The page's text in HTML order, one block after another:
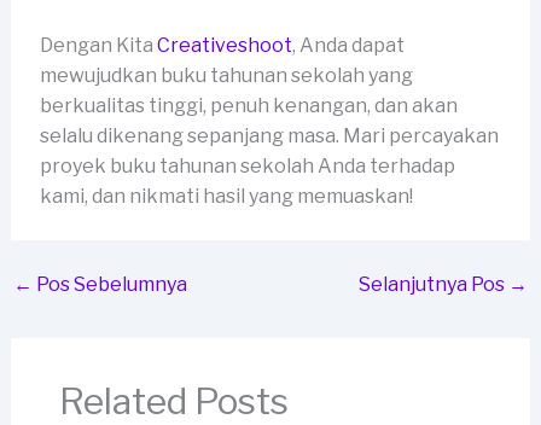
Dengan Kita Creativeshoot, Anda dapat
mewujudkan buku tahunan sekolah yang
berkualitas tinggi, penuh kenangan, dan akan
selalu dikenang sepanjang masa. Mari percayakan
proyek buku tahunan sekolah Anda terhadap
kami, dan nikmati hasil yang memuaskan!
← Pos Sebelumnya Selanjutnya Pos →
Related Posts